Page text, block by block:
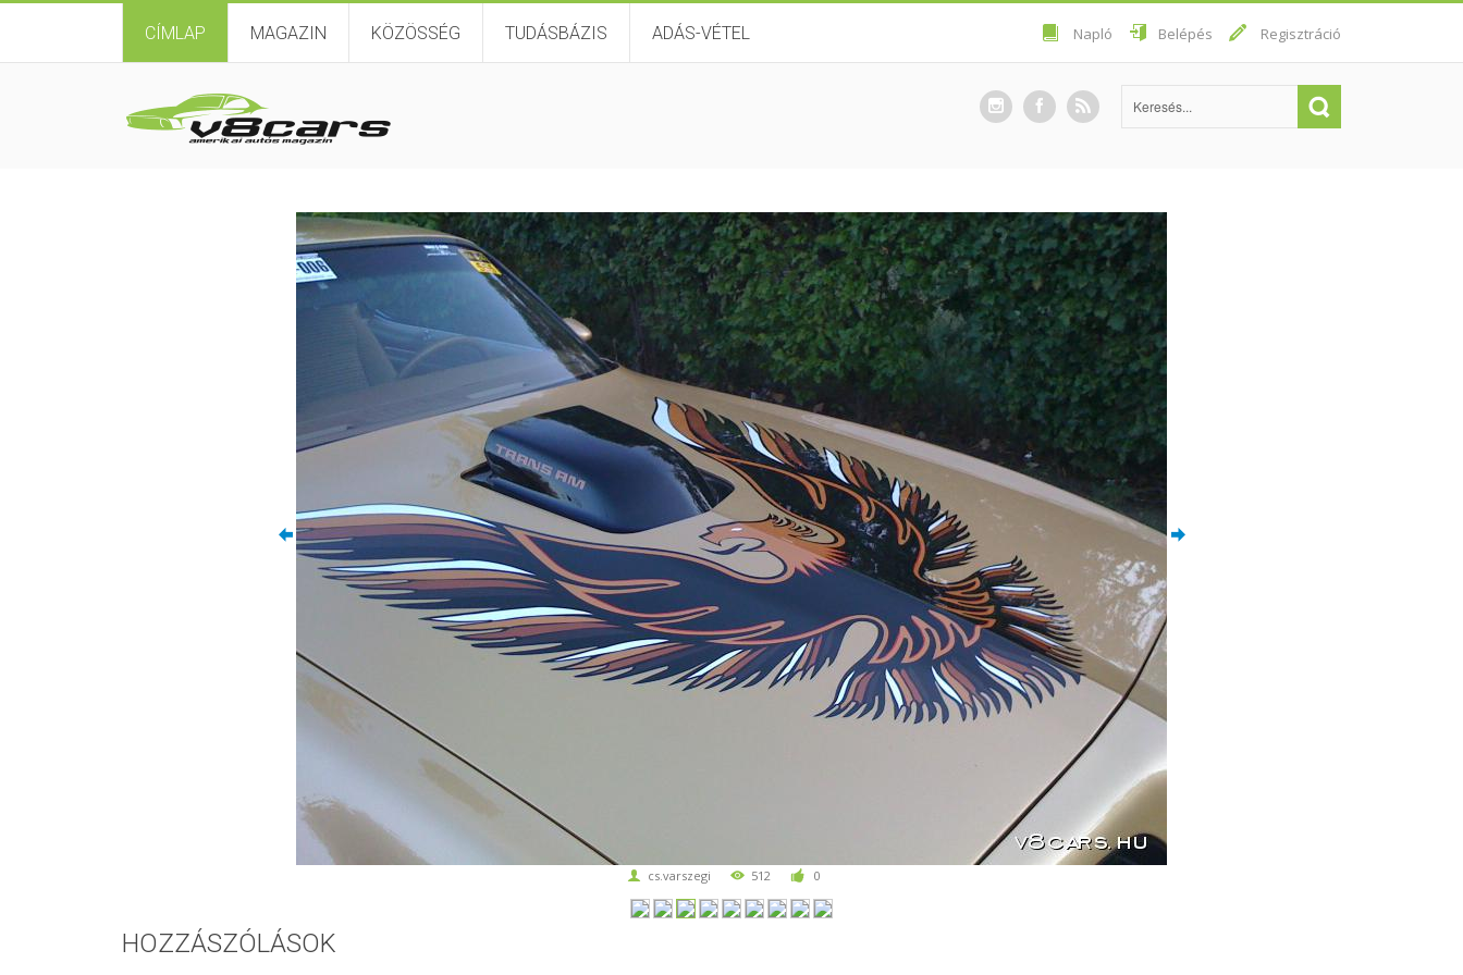
CÍMLAP MAGAZIN KÖZÖSSÉG TUDÁSBÁZIS ADÁS-VÉTEL Napló Belépés Regisztráció
cs.varszegi 512 0
HOZZÁSZÓLÁSOK